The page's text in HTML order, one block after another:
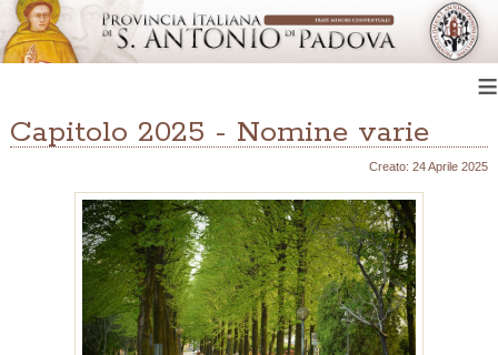
≡
Capitolo 2025 - Nomine varie
Creato: 24 Aprile 2025